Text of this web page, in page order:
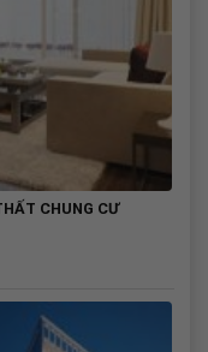
CHUNG CƯ